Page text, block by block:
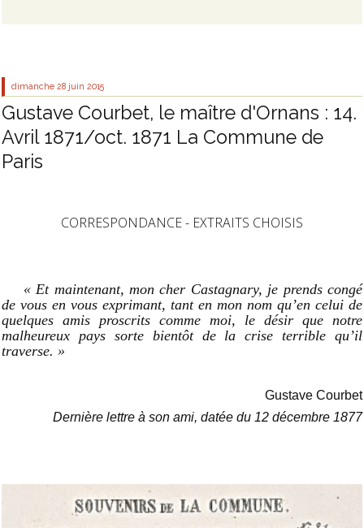
dimanche 28 juin 2015
Gustave Courbet, le maître d'Ornans : 14.
Avril 1871/oct. 1871 La Commune de
Paris
CORRESPONDANCE - EXTRAITS CHOISIS
« Et maintenant, mon cher Castagnary, je prends congé
de vous en vous exprimant, tant en mon nom qu’en celui de
quelques amis proscrits comme moi, le désir que notre
malheureux pays sorte bientôt de la crise terrible qu’il
traverse. »
Gustave Courbet
Dernière lettre à son ami, datée du 12 décembre 1877